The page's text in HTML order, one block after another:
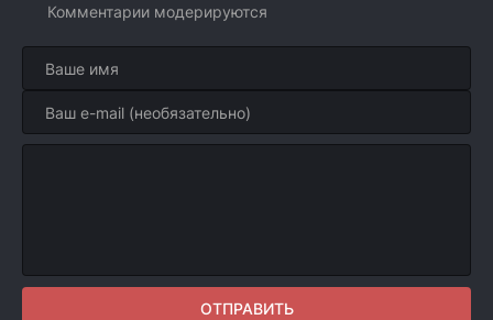
Комментарии модерируются
ОТПРАВИТЬ